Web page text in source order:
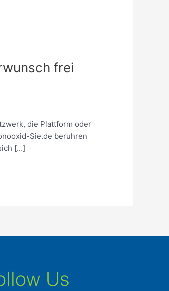
frei
die Plattform oder
Sie.de beruhren
[…]
Us